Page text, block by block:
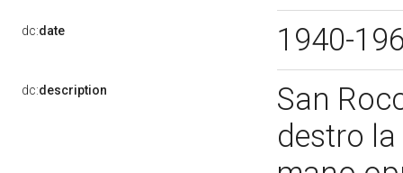
dc:date 1940-
dc:description
San
destro